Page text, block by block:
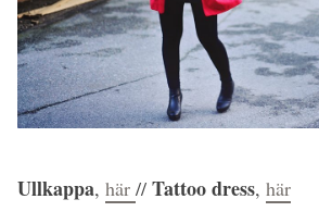
Ullkappa, här // Tattoo dress, här